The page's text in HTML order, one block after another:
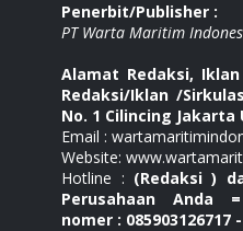
Penerbit/Publisher :
PT Warta Maritim
Alamat Redaksi,
Redaksi/Iklan /
No. 1 Cilincing Jakarta
Email :
Website:
Hotline : (Redaksi )
Perusahaan Anda
nomer : 085903126717